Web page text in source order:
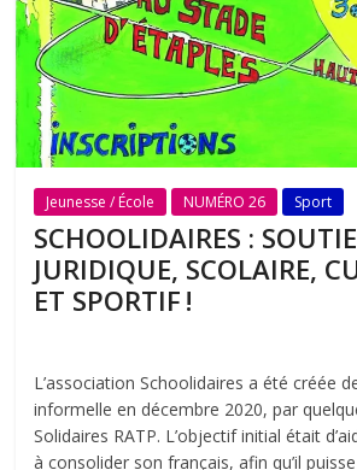
Jeunesse / École NUMÉRO 26 Sport
SCHOOLIDAIRES :
JURIDIQUE, SCOLAIRE,
ET SPORTIF !
L’association Schoolidaires a été créée
informelle en décembre 2020, par
Solidaires RATP. L’objectif initial était
à consolider son français, afin qu’il